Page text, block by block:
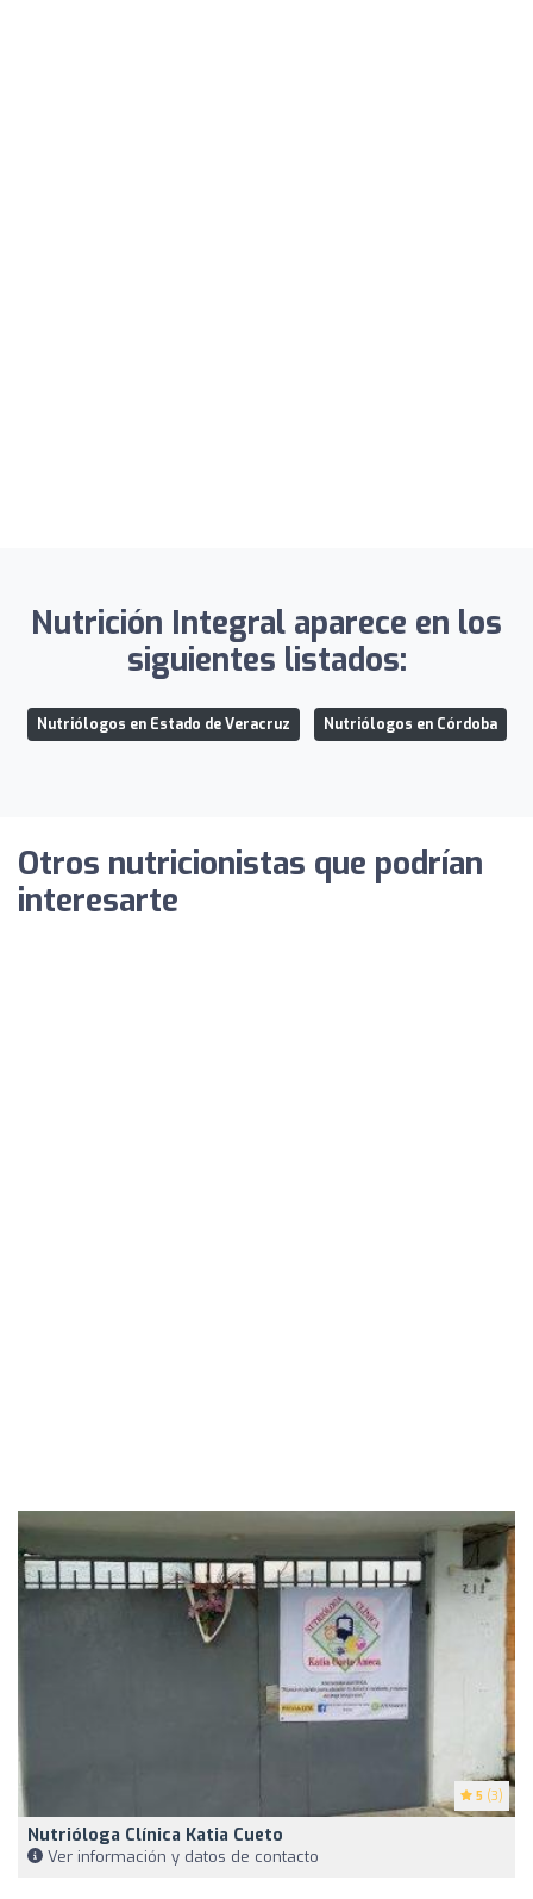
Nutrición Integral aparece en los
siguientes listados:
Nutriólogos en Estado de Veracruz Nutriólogos en Córdoba
Otros nutricionistas que podrían
interesarte
5 (3)
Nutrióloga Clínica Katia Cueto
Ver información y datos de contacto